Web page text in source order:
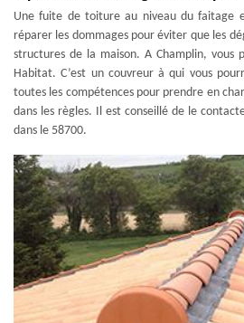
Une fuite de toiture au niveau du faitage
réparer les dommages pour éviter que les
structures de la maison. A Champlin, vous
Habitat. C’est un couvreur à qui vous
toutes les compétences pour prendre en
dans les règles. Il est conseillé de le
dans le 58700.